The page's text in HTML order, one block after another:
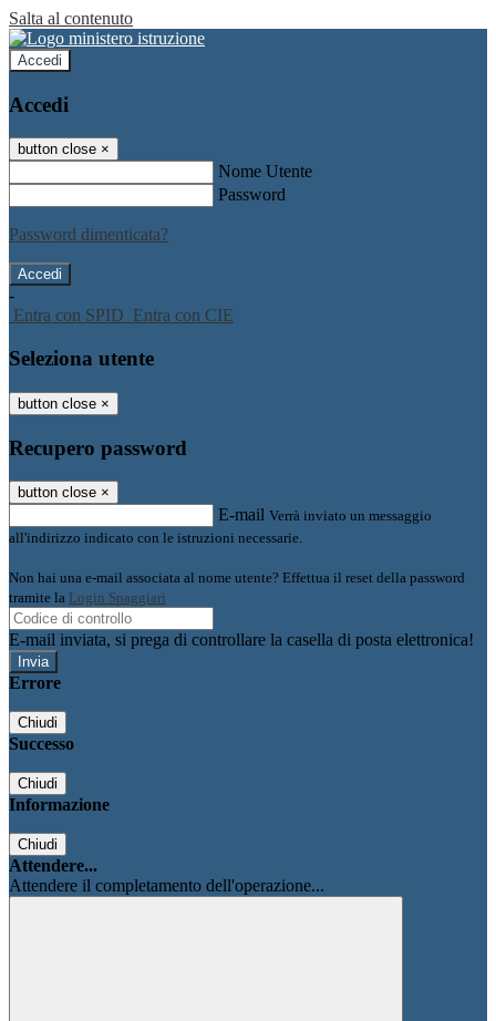
Salta al contenuto
Accedi
Accedi
button close ×
Nome Utente
Password
Password dimenticata?
-
Entra con SPID Entra con CIE
Seleziona utente
button close ×
Recupero password
button close ×
E-mail Verrà inviato un messaggio
all'indirizzo indicato con le istruzioni necessarie.
Non hai una e-mail associata al nome utente? Effettua il reset della password
tramite la Login Spaggiari
E-mail inviata, si prega di controllare la casella di posta elettronica!
Errore
Chiudi
Successo
Chiudi
Informazione
Chiudi
Attendere...
Attendere il completamento dell'operazione...